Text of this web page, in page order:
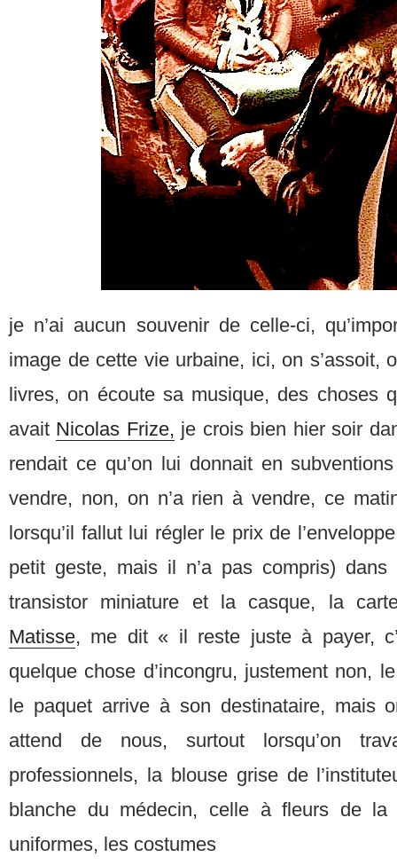
je n’ai aucun souvenir de celle-ci,
image de cette vie urbaine, ici, on s’assoit,
livres, on écoute sa musique, des choses
avait Nicolas Frize, je crois bien hier soir
rendait ce qu’on lui donnait en
vendre, non, on n’a rien à vendre, ce
lorsqu’il fallut lui régler le prix de
petit geste, mais il n’a pas compris) dans
transistor miniature et la casque, la
Matisse, me dit « il reste juste à payer,
quelque chose d’incongru, justement non,
le paquet arrive à son destinataire, mais
attend de nous, surtout lorsqu’on
professionnels, la blouse grise de
blanche du médecin, celle à fleurs de la
uniformes, les costumes